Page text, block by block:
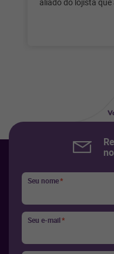
Seu nome*
Seu e-mail*